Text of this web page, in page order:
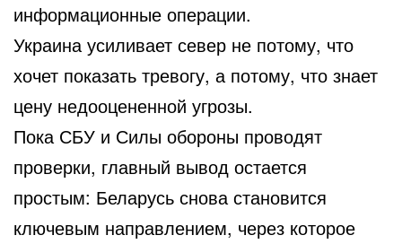
информационные операции.
Украина усиливает север не потому, что
хочет показать тревогу, а потому, что знает
цену недооцененной угрозы.
Пока СБУ и Силы обороны проводят
проверки, главный вывод остается
простым: Беларусь снова становится
ключевым направлением, через которое